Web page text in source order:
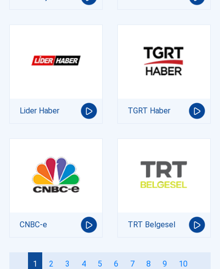
Lider Haber TGRT Haber
CNBC-e TRT Belgesel
1 2 3 4 5 6 7 8 9 10